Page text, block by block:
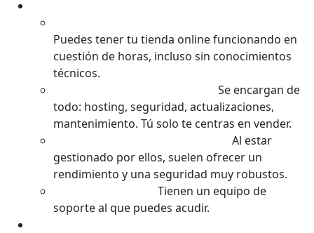
Puedes tener tu tienda online funcionando en
cuestión de horas, incluso sin conocimientos
técnicos.
Se encargan de
todo: hosting, seguridad, actualizaciones,
mantenimiento. Tú solo te centras en vender.
Al estar
gestionado por ellos, suelen ofrecer un
rendimiento y una seguridad muy robustos.
Tienen un equipo de
soporte al que puedes acudir.